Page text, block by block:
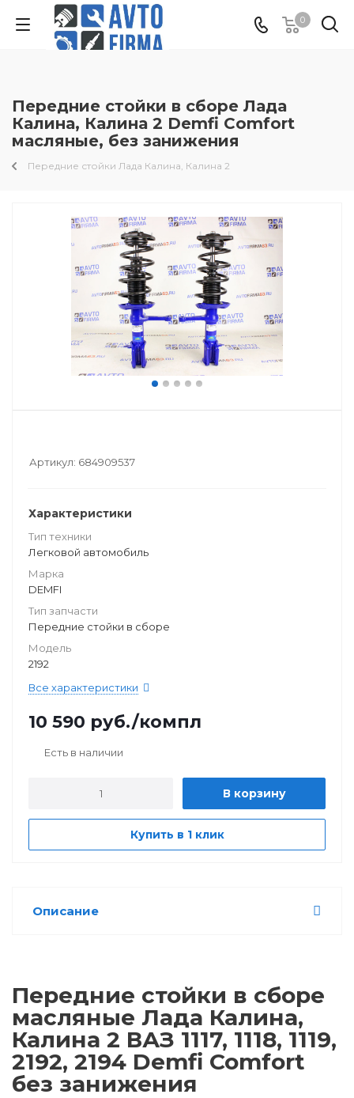
0
Передние стойки в сборе Лада
Калина, Калина 2 Demfi Comfort
масляные, без занижения
Передние стойки Лада Калина, Калина 2
Артикул: 684909537
Характеристики
Тип техники
Легковой автомобиль
Марка
DEMFI
Тип запчасти
Передние стойки в сборе
Модель
2192
Все характеристики
10 590 руб./компл
Есть в наличии
В корзину
Купить в 1 клик
Описание
Передние стойки в сборе
масляные Лада Калина,
Калина 2 ВАЗ 1117, 1118, 1119,
2192, 2194 Demfi Comfort
без занижения